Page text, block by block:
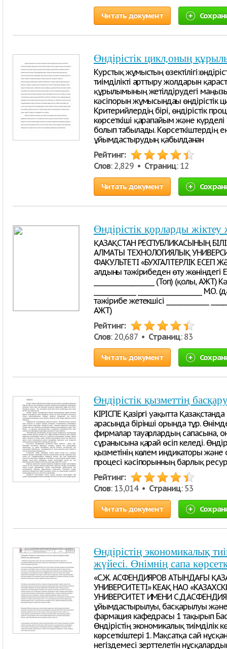
Читать документ
Өндірістік цикл,оның
Курстық жұмыстың
тиімділікті арттыру жолдарын
құрылымының жетілдірудегі
кәсіпорын жұмысындағы өндірістік
Критерийлердің бірі, өндірістік
көрсеткіші қарапайым және күрделі
болып табылады. Көрсеткіштердің
ұйымдастырудың қабылданған
Рейтинг:
Слов: 2,829 • Страниц: 12
Читать документ
Өндірістік қорларды жіктеу
ҚАЗАҚСТАН РЕСПУБЛИКАСЫНЫҢ
АЛМАТЫ ТЕХНОЛОГИЯЛЫҚ
ФАКУЛЬТЕТІ «БУХГАЛТЕРЛІК
алдынғы тәжірибеден өту жөніндегі
____________________ (Топ) (қолы,
______________
тәжірибе жетекшісі ______________
АЖТ)
Рейтинг:
Слов: 20,687 • Страниц: 83
Читать документ
Өндірістік қызметтің
KIPICПЕ Қазіргі уақытта
арасында бірінші орында тұр.
фирмалар тауарлардың сапасына,
сұранысына қарай өсіп келеді.
қызметінің көлем индикаторы және
процесі кәсіпорынның барлық
Рейтинг:
Слов: 13,014 • Страниц: 53
Читать документ
Өндірістің экономикалық
жүйесі. Өнімнің сапа
«С.Ж. АСФЕНДИЯРОВ АТЫНДАҒЫ
УНИВЕРСИТЕТІ» КЕАҚ НАО
УНИВЕРСИТЕТ ИМЕНИ
ұйымдастырылуы, басқарылуы
фармация кафедрасы 1 тақырып
Өндірістің экономикалық тиімділік
көрсеткіштері 1. Мақсатқа сай
негіздемесі зерттелетін